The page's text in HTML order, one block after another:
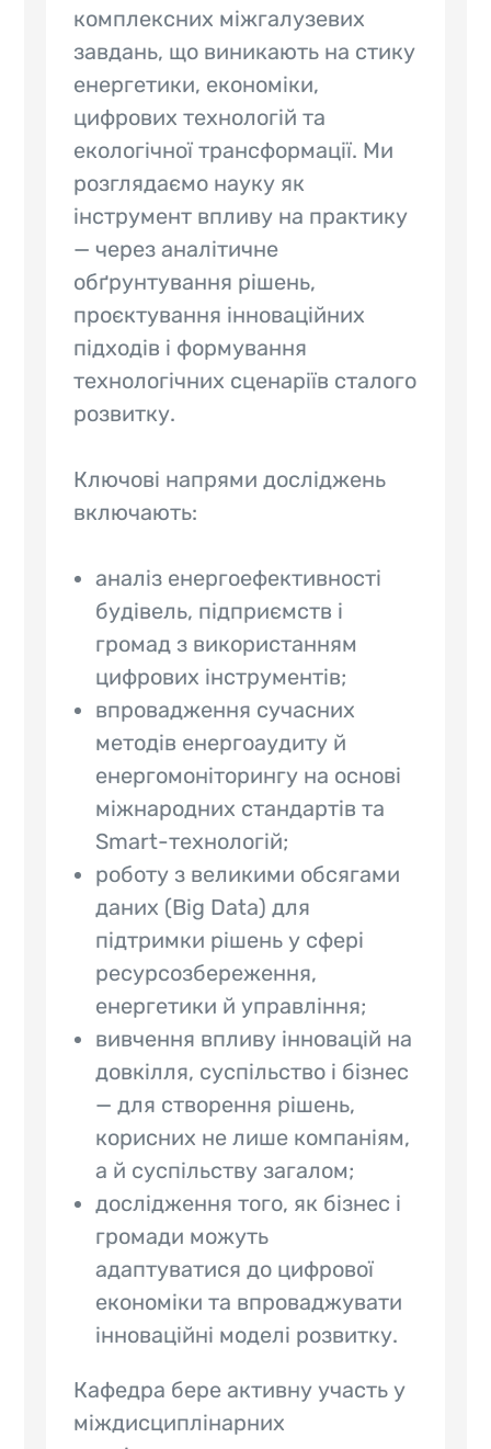
комплексних міжгалузевих
завдань, що виникають на стику
енергетики, економіки,
цифрових технологій та
екологічної трансформації. Ми
розглядаємо науку як
інструмент впливу на практику
— через аналітичне
обґрунтування рішень,
проєктування інноваційних
підходів і формування
технологічних сценаріїв сталого
розвитку.
Ключові напрями досліджень
включають:
аналіз енергоефективності
будівель, підприємств і
громад з використанням
цифрових інструментів;
впровадження сучасних
методів енергоаудиту й
енергомоніторингу на основі
міжнародних стандартів та
Smart-технологій;
роботу з великими обсягами
даних (Big Data) для
підтримки рішень у сфері
ресурсозбереження,
енергетики й управління;
вивчення впливу інновацій на
довкілля, суспільство і бізнес
— для створення рішень,
корисних не лише компаніям,
а й суспільству загалом;
дослідження того, як бізнес і
громади можуть
адаптуватися до цифрової
економіки та впроваджувати
інноваційні моделі розвитку.
Кафедра бере активну участь у
міждисциплінарних